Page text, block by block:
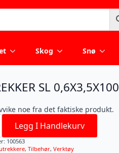
Skog Snø
SL 0,6X3,5X100
noe fra det faktiske produkt.
Legg I Handlekurv
100563
, Tilbehør, Verktøy